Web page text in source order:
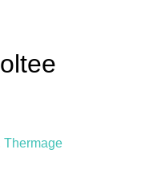
Thermage